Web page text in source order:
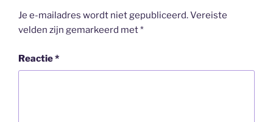
Je e-mailadres wordt niet gepubliceerd.Vereiste
velden zijn gemarkeerd met*
Reactie*